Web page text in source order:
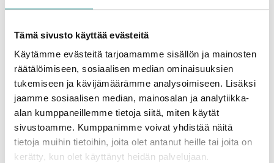
Tämä sivusto käyttää evästeitä
Käytämme evästeitä tarjoamamme sisällön ja mainosten
räätälöimiseen, sosiaalisen median ominaisuuksien
tukemiseen ja kävijämäärämme analysoimiseen. Lisäksi
jaamme sosiaalisen median, mainosalan ja analytiikka-
alan kumppaneillemme tietoja siitä, miten käytät
sivustoamme. Kumppanimme voivat yhdistää näitä
tietoja muihin tietoihin, joita olet antanut heille tai joita on
kerätty, kun olet käyttänyt heidän palvelujaan.
Palautteen antajan nimi (Pakollinen)
En ole robotti